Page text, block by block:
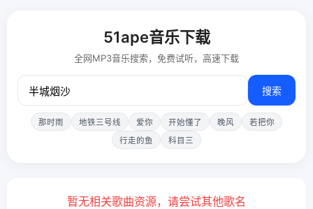
51ape音乐下载
全网MP3音乐搜索，免费试听，高速下载
搜索
那时雨 地铁三号线 爱你 开始懂了 晚风
若把你
行走的鱼
科目三
暂无相关歌曲资源，请尝试其他歌名